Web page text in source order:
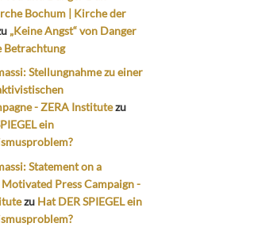
Bochum | Kirche der
„Keine Angst“ von Danger
Betrachtung
Stellungnahme zu einer
- ZERA Institutezu
ein
Statement on a
Press Campaign -
zu Hat DER SPIEGEL ein